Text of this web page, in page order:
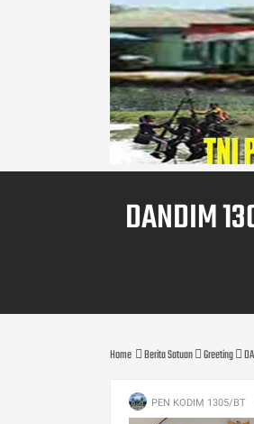
DANDIM
Home Berita Satuan Greeting
PEN KODIM 1305/BT